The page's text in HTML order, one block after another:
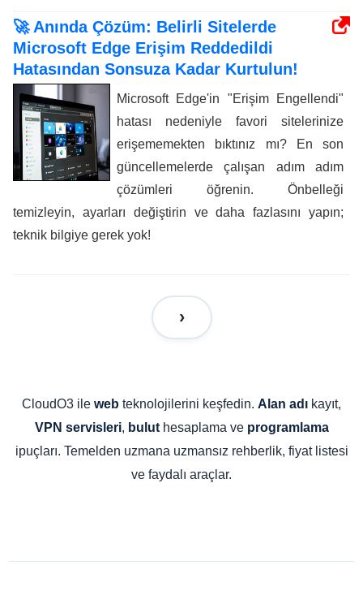
🚀 Anında Çözüm: Belirli Sitelerde
Microsoft Edge Erişim Reddedildi
Hatasından Sonsuza Kadar Kurtulun!
Microsoft Edge'in "Erişim Engellendi"
hatası nedeniyle favori sitelerinize
erişememekten bıktınız mı? En son
güncellemelerde çalışan adım adım
çözümleri öğrenin. Önbelleği
temizleyin, ayarları değiştirin ve daha fazlasını yapın;
teknik bilgiye gerek yok!
CloudO3 ile web teknolojilerini keşfedin. Alan adı kayıt,
VPN servisleri, buluthesaplama ve programlama
ipuçları. Temelden uzmana uzmansız rehberlik, fiyat listesi
ve faydalı araçlar.